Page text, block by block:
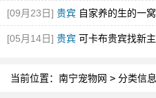
[09月23日] 贵宾 自家养的生的一
[05月14日] 贵宾 可卡布贵宾找新
当前位置： 南宁宠物网 > 分类信息